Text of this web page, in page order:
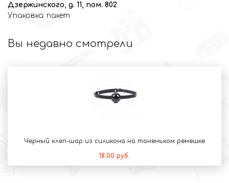
Дзержинского, д. 11, пом. 802
Упаковка: пакет
Вы недавно смотрели
Черный кляп-шар из силикона на тоненьком ремешке
18.00 руб.